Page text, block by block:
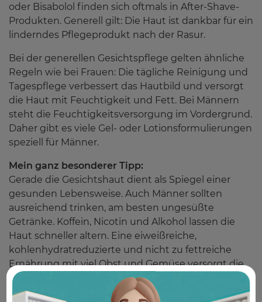
oder Bisabolol finden sich oftmals in After-Shave-
Produkten. Generell gilt: Die Haut ist dankbar für ein
linderndes Pflegeprodukt nach der Rasur.
Bei der generellen Gesichtspflege gelten ähnliche
Regeln wie bei Frauen: Die tägliche Reinigung und
Tagespflege verbessert das Hautbild und versorgt
die Haut mit Feuchtigkeit und Fett. Bei Männern
steht die Feuchtigkeitsversorgung im Vordergrund.
Daher gibt es viele Gel- oder Lotionsformulierungen
speziell für Männer.
Mein ganz besonderer Tipp:
Gerade die Gesichtshaut dient als Spiegel einer
gesunden Lebensweise. Auch Männer sollten
ausreichend trinken, am besten ungesüßte
Getränke. Koffein, Nicotin und Alkohol lassen die
Haut schneller altern. Eine eiweißreiche,
kohlenhydratreduzierte und nicht zu fettreiche
Ernährung mit viel Obst und Gemüse versorgt die
Haut von innen und hält sie lange jung.